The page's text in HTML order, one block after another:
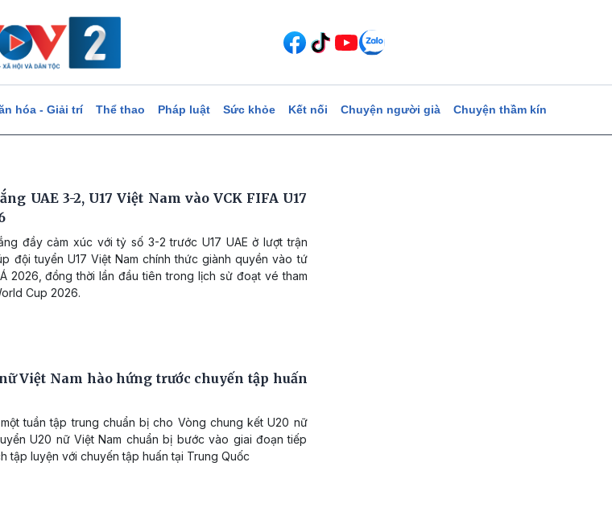
hóa - Giải trí Thể thao Pháp luật Sức khỏe Kết nối Chuyện người già Chuyện thầm kín
UAE 3-2, U17 Việt Nam vào VCK FIFA U17
đầy cảm xúc với tỷ số 3-2 trước U17 UAE ở lượt trận
đội tuyển U17 Việt Nam chính thức giành quyền vào tứ
2026, đồng thời lần đầu tiên trong lịch sử đoạt vé tham
Cup 2026.
Việt Nam hào hứng trước chuyến tập huấn
tuần tập trung chuẩn bị cho Vòng chung kết U20 nữ
U20 nữ Việt Nam chuẩn bị bước vào giai đoạn tiếp
tập luyện với chuyến tập huấn tại Trung Quốc